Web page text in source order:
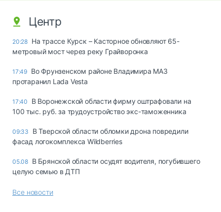
Центр
20:28 На трассе Курск – Касторное обновляют 65-
метровый мост через реку Грайворонка
17:49 Во Фрунзенском районе Владимира МАЗ
протаранил Lada Vesta
17:40
В Воронежской области фирму оштрафовали на
100 тыс. руб. за трудоустройство экс-таможенника
09:33
В Тверской области обломки дрона повредили
фасад логокомплекса Wildberries
05.08 В Брянской области осудят водителя, погубившего
целую семью в ДТП
Все новости